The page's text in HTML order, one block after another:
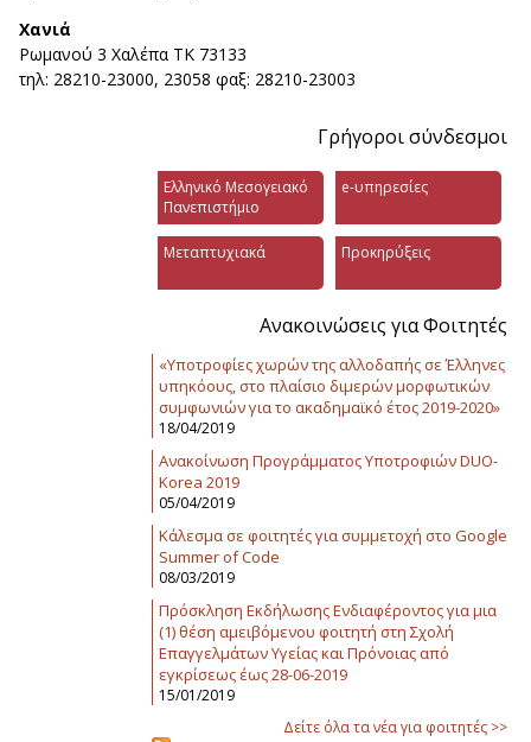
Χανιά
Ρωμανού 3 Χαλέπα ΤΚ 73133
τηλ: 28210-23000, 23058 φαξ: 28210-23003
Γρήγοροι σύνδεσμοι
Ελληνικό Μεσογειακό
Πανεπιστήμιο
e-υπηρεσίες
Μεταπτυχιακά Προκηρύξεις
Ανακοινώσεις για Φοιτητές
«Υποτροφίες χωρών της αλλοδαπής σε Έλληνες
υπηκόους, στο πλαίσιο διμερών μορφωτικών
συμφωνιών για το ακαδημαϊκό έτος 2019-2020»
18/04/2019
Ανακοίνωση Προγράμματος Υποτροφιών DUO-
Korea 2019
05/04/2019
Κάλεσμα σε φοιτητές για συμμετοχή στο Google
Summer of Code
08/03/2019
Πρόσκληση Εκδήλωσης Ενδιαφέροντος για μια
(1) θέση αμειβόμενου φοιτητή στη Σχολή
Επαγγελμάτων Υγείας και Πρόνοιας από
εγκρίσεως έως 28-06-2019
15/01/2019
Δείτε όλα τα νέα για φοιτητές >>